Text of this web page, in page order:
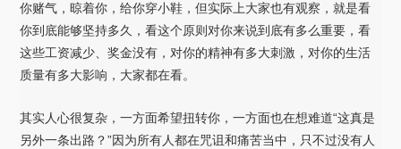
你赌气，晾着你，给你穿小鞋，但实际上大家也有观察，就是看
你到底能够坚持多久，看这个原则对你来说到底有多么重要，看
这些工资减少、奖金没有，对你的精神有多大刺激，对你的生活
质量有多大影响，大家都在看。
其实人心很复杂，一方面希望扭转你，一方面也在想难道“这真是
另外一条出路？”因为所有人都在咒诅和痛苦当中，只不过没有人